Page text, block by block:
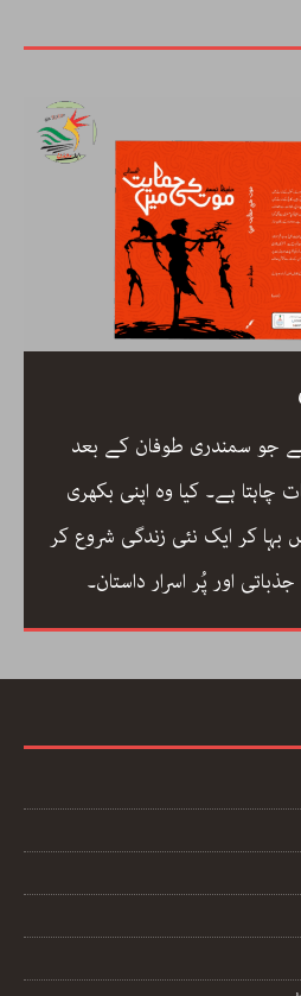
جو سمندری طوفان کے بعد
ہے۔ کیا وہ اپنی بکھری
بہا کر ایک نئی زندگی شروع کر